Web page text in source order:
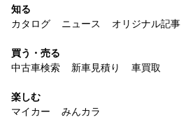
知る
カタログ
ニュース オリジナル記事
買う・売る
中古車検索
新車見積り 車買取
楽しむ
マイカー
みんカラ